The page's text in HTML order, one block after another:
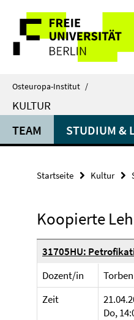
direkt
Inhalt
Service-
Navigation
Osteuropa-Institut /
KULTUR
TEAM STUDIUM &
Startseite Kultur
Koopierte
31705HU:
Dozent/in
Zeit
Do,